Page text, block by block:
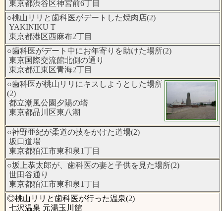
東京都渋谷区神宮前6丁目
○桃山リリと歯科医がデートした焼肉店(2)
YAKINIKU T
東京都港区西麻布2丁目
○歯科医がデート中にお年寄りを助けた場所(2)
東京国際交流館北側の通り
東京都江東区青海2丁目
○歯科医が桃山リリにキスしようとした場所
(2)
都立潮風公園夕陽の塔
東京都品川区東八潮
○神野亜紀が柔道の技をかけた道場(2)
坂口道場
東京都狛江市東和泉1丁目
○坂上恭太郎が、歯科医の妻と子供を見た場所(2)
世田谷通り
東京都狛江市東和泉1丁目
◎桃山リリと歯科医が行った温泉(2)
七沢温泉 元湯玉川館